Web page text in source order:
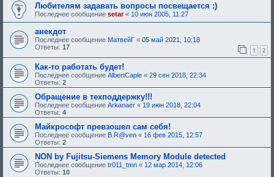
Любителям задавать вопросы посвещается :)
Последнее сообщение setar« 10 июн 2005, 11:27
анекдот
Последнее сообщение МатвейГ « 05 май 2021, 10:18
Ответы: 17 1 2
Как-то работать будет!
Последнее сообщение AlbertCaple « 29 сен 2018, 22:34
Ответы: 2
Обращение в техподдержку!!!
Последнее сообщение Arkanaer « 19 июн 2018, 22:04
Ответы: 4
Майкрософт превзошел сам себя!
Последнее сообщение B.R@ven « 16 фев 2015, 12:57
Ответы: 2
NON by Fujitsu-Siemens Memory Module detected
Последнее сообщение tr011_tmn « 12 мар 2014, 12:06
Ответы: 10